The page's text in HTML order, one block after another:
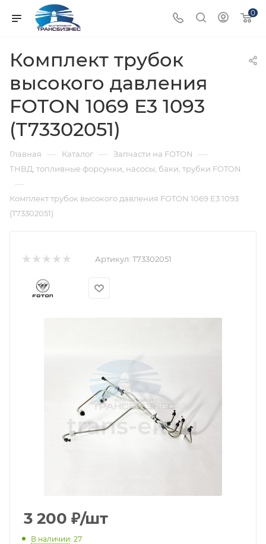
0
Комплект трубок
высокого давления
FOTON 1069 Е3 1093
(T73302051)
Главная — Каталог — Запчасти на FOTON —
ТНВД, топливные форсунки, насосы, баки, трубки FOTON
—
Комплект трубок высокого давления FOTON 1069 Е3 1093
(T73302051)
Артикул: T73302051
3 200 ₽/шт
В наличии: 27